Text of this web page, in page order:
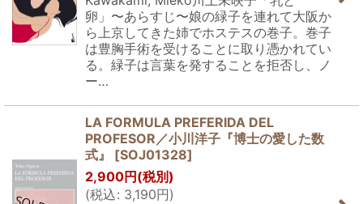
卵」〜あらすじ〜娘の緑子を連れて大阪か
ら上京してきた姉でホステスの巻子。巻子
は豊胸手術を受けることに取り憑かれてい
る。緑子は言葉を発することを拒否し、ノ
ー…
LA FORMULA PREFERIDA DEL
PROFESOR／小川洋子『博士の愛した数
式』
[SOJ01328]
2,900円 (税別)
(税込: 3,190円)